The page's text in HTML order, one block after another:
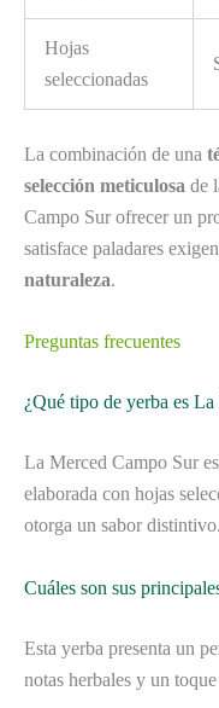
Hojas
seleccionadas
La combinación de una
selección meticulosa de
Campo Sur ofrecer un
satisface paladares
naturaleza.
Preguntas frecuentes
¿Qué tipo de yerba es
La Merced Campo Sur
elaborada con hojas
otorga un sabor distintivo.
Cuáles son sus
Esta yerba presenta un
notas herbales y un